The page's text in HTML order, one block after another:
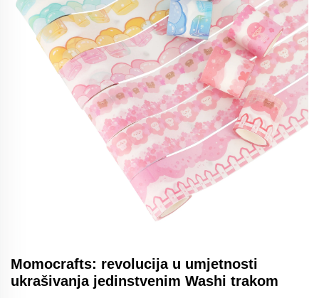
Momocrafts: revolucija u umjetnosti
ukrašivanja jedinstvenim Washi trakom